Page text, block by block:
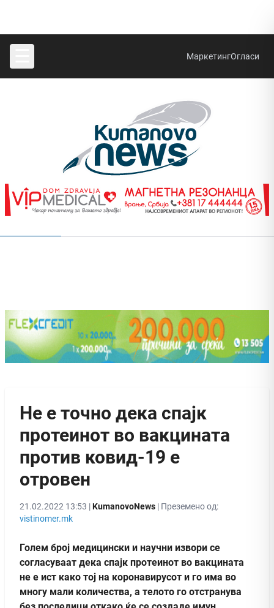
МаркетингОгласи
Не е точно дека спајк
протеинот во вакцината
против ковид-19 е
отровен
21.02.2022 13:53 |KumanovoNews | Преземено од:
vistinomer.mk
Голем број медицински и научни извори се
согласуваат дека спајк протеинот во вакцината
не е ист како тој на коронавирусот и го има во
многу мали количества, а телото го отстранува